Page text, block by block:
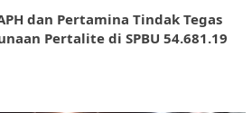
dan Pertamina Tindak Tegas
Pertalite di SPBU 54.681.19